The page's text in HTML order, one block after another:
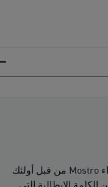
لأكثر من عقدين من الزمن، تم ارتداء Mostro من قبل أولئك